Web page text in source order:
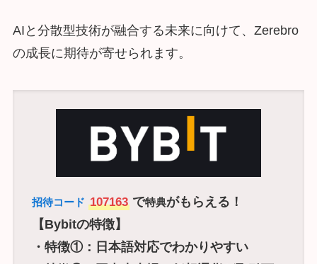
AIと分散型技術が融合する未来に向けて、Zerebro
の成長に期待が寄せられます。
招待コード 107163 で 特典がもらえる！
【Bybitの特徴】
・特徴①：日本語対応でわかりやすい